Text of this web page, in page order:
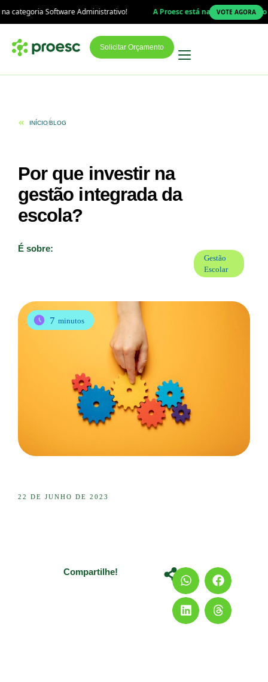
Administrativo! A Proesc está na final do Prêmio Top Educação
VOTE AGORA
Solicitar Orçamento
INÍCIOBLOG
Por que investir na
gestão integrada da
escola?
É sobre:
Gestão
Escolar
7 minutos
22 DE JUNHO DE 2023
Compartilhe!